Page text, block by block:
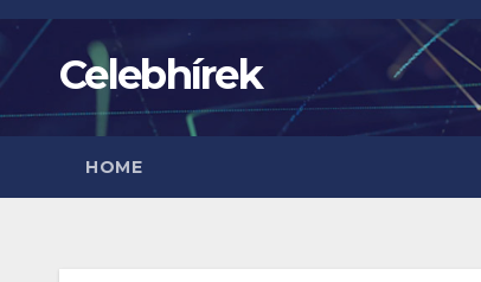
Skip
content Celebhírek
HOME